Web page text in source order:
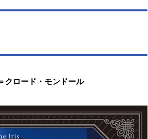
クロード・モンドール